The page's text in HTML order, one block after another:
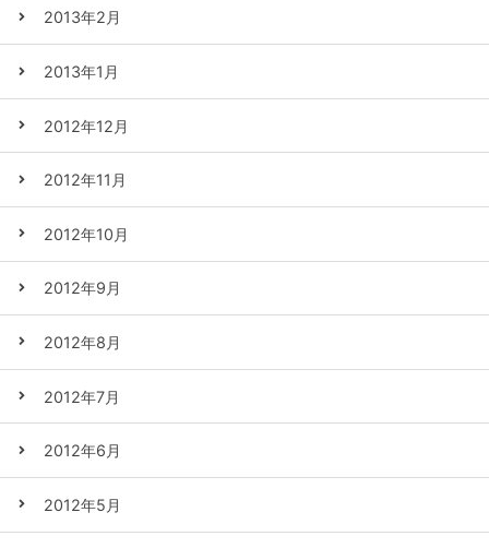
2013年2月
2013年1月
2012年12月
2012年11月
2012年10月
2012年9月
2012年8月
2012年7月
2012年6月
2012年5月